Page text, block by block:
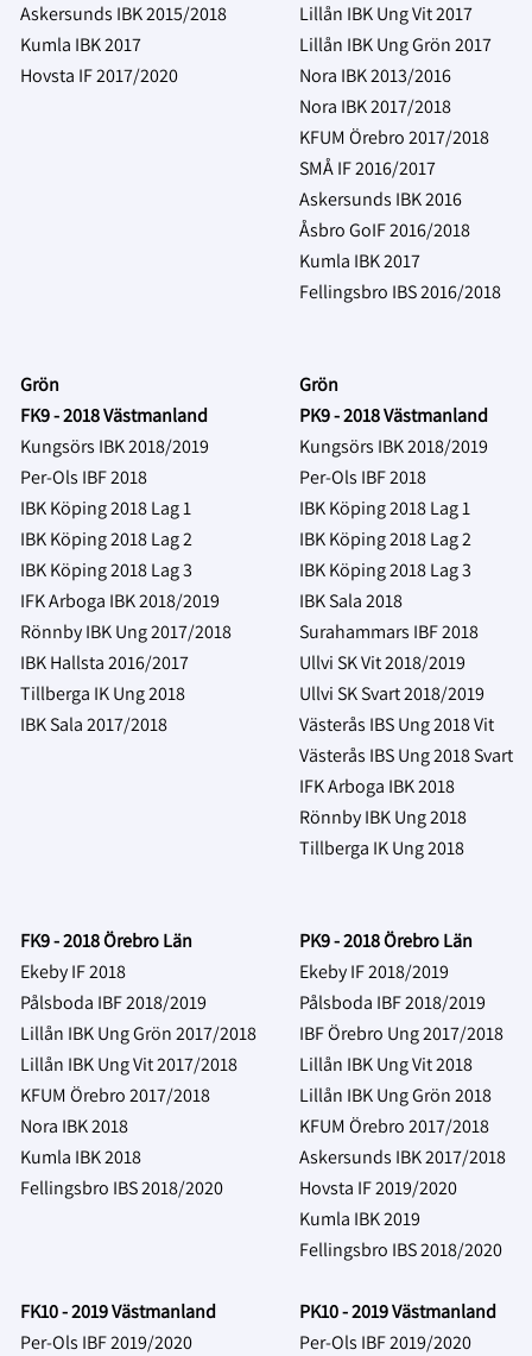
Askersunds IBK 2015/2018 Lillån IBK Ung Vit2017
Kumla IBK 2017
Lillån IBK Ung Grön2017
Hovsta IF 2017/2020
Nora IBK 2013/2016
Nora IBK 2017/2018
KFUM Örebro 2017/2018
SMÅ IF 2016/2017
Askersunds IBK 2016
Åsbro GoIF 2016/2018
Kumla IBK 2017
Fellingsbro IBS 2016/2018
Grön
Grön
FK9 - 2018 Västmanland
PK9 - 2018 Västmanland
Kungsörs IBK 2018/2019
Kungsörs IBK 2018/2019
Per-Ols IBF 2018
Per-Ols IBF 2018
IBK Köping 2018 Lag 1
IBK Köping 2018 Lag 1
IBK Köping 2018 Lag 2
IBK Köping 2018 Lag 2
IBK Köping 2018 Lag 3
IBK Köping 2018 Lag 3
IFK Arboga IBK 2018/2019
IBK Sala 2018
Rönnby IBK Ung 2017/2018
Surahammars IBF 2018
IBK Hallsta 2016/2017
Ullvi SK Vit 2018/2019
Tillberga IK Ung 2018
Ullvi SK Svart 2018/2019
IBK Sala 2017/2018
Västerås IBS Ung 2018 Vit
Västerås IBS Ung 2018 Svart
IFK Arboga IBK 2018
Rönnby IBK Ung 2018
Tillberga IK Ung 2018
FK9 - 2018 Örebro Län
PK9 - 2018 Örebro Län
Ekeby IF 2018
Ekeby IF 2018/2019
Pålsboda IBF 2018/2019
Pålsboda IBF 2018/2019
Lillån IBK Ung Grön 2017/2018
IBF Örebro Ung 2017/2018
Lillån IBK Ung Vit2017/2018 Lillån IBK Ung Vit2018
KFUM Örebro 2017/2018
Lillån IBK Ung Grön2018
Nora IBK 2018
KFUM Örebro 2017/2018
Kumla IBK 2018
Askersunds IBK 2017/2018
Fellingsbro IBS 2018/2020
Hovsta IF 2019/2020
Kumla IBK 2019
Fellingsbro IBS 2018/2020
FK10 - 2019 Västmanland
PK10 - 2019 Västmanland
Per-Ols IBF 2019/2020
Per-Ols IBF 2019/2020